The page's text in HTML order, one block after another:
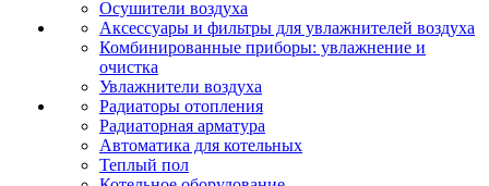
Осушители воздуха
Аксессуары и фильтры для увлажнителей воздуха
Комбинированные приборы: увлажнение и
очистка
Увлажнители воздуха
Радиаторы отопления
Радиаторная арматура
Автоматика для котельных
Теплый пол